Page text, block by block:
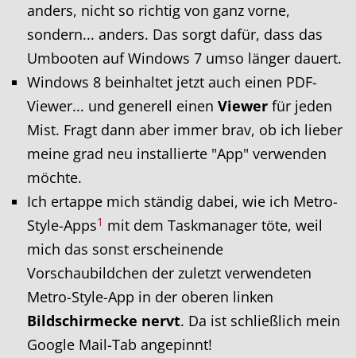
anders, nicht so richtig von ganz vorne,
sondern... anders. Das sorgt dafür, dass das
Umbooten auf Windows 7 umso länger dauert.
Windows 8 beinhaltet jetzt auch einen PDF-
Viewer... und generell einen Viewer für jeden
Mist. Fragt dann aber immer brav, ob ich lieber
meine grad neu installierte "App" verwenden
möchte.
Ich ertappe mich ständig dabei, wie ich Metro-
Style-Apps1 mit dem Taskmanager töte, weil
mich das sonst erscheinende
Vorschaubildchen der zuletzt verwendeten
Metro-Style-App in der oberen linken
Bildschirmecke nervt. Da ist schließlich mein
Google Mail-Tab angepinnt!